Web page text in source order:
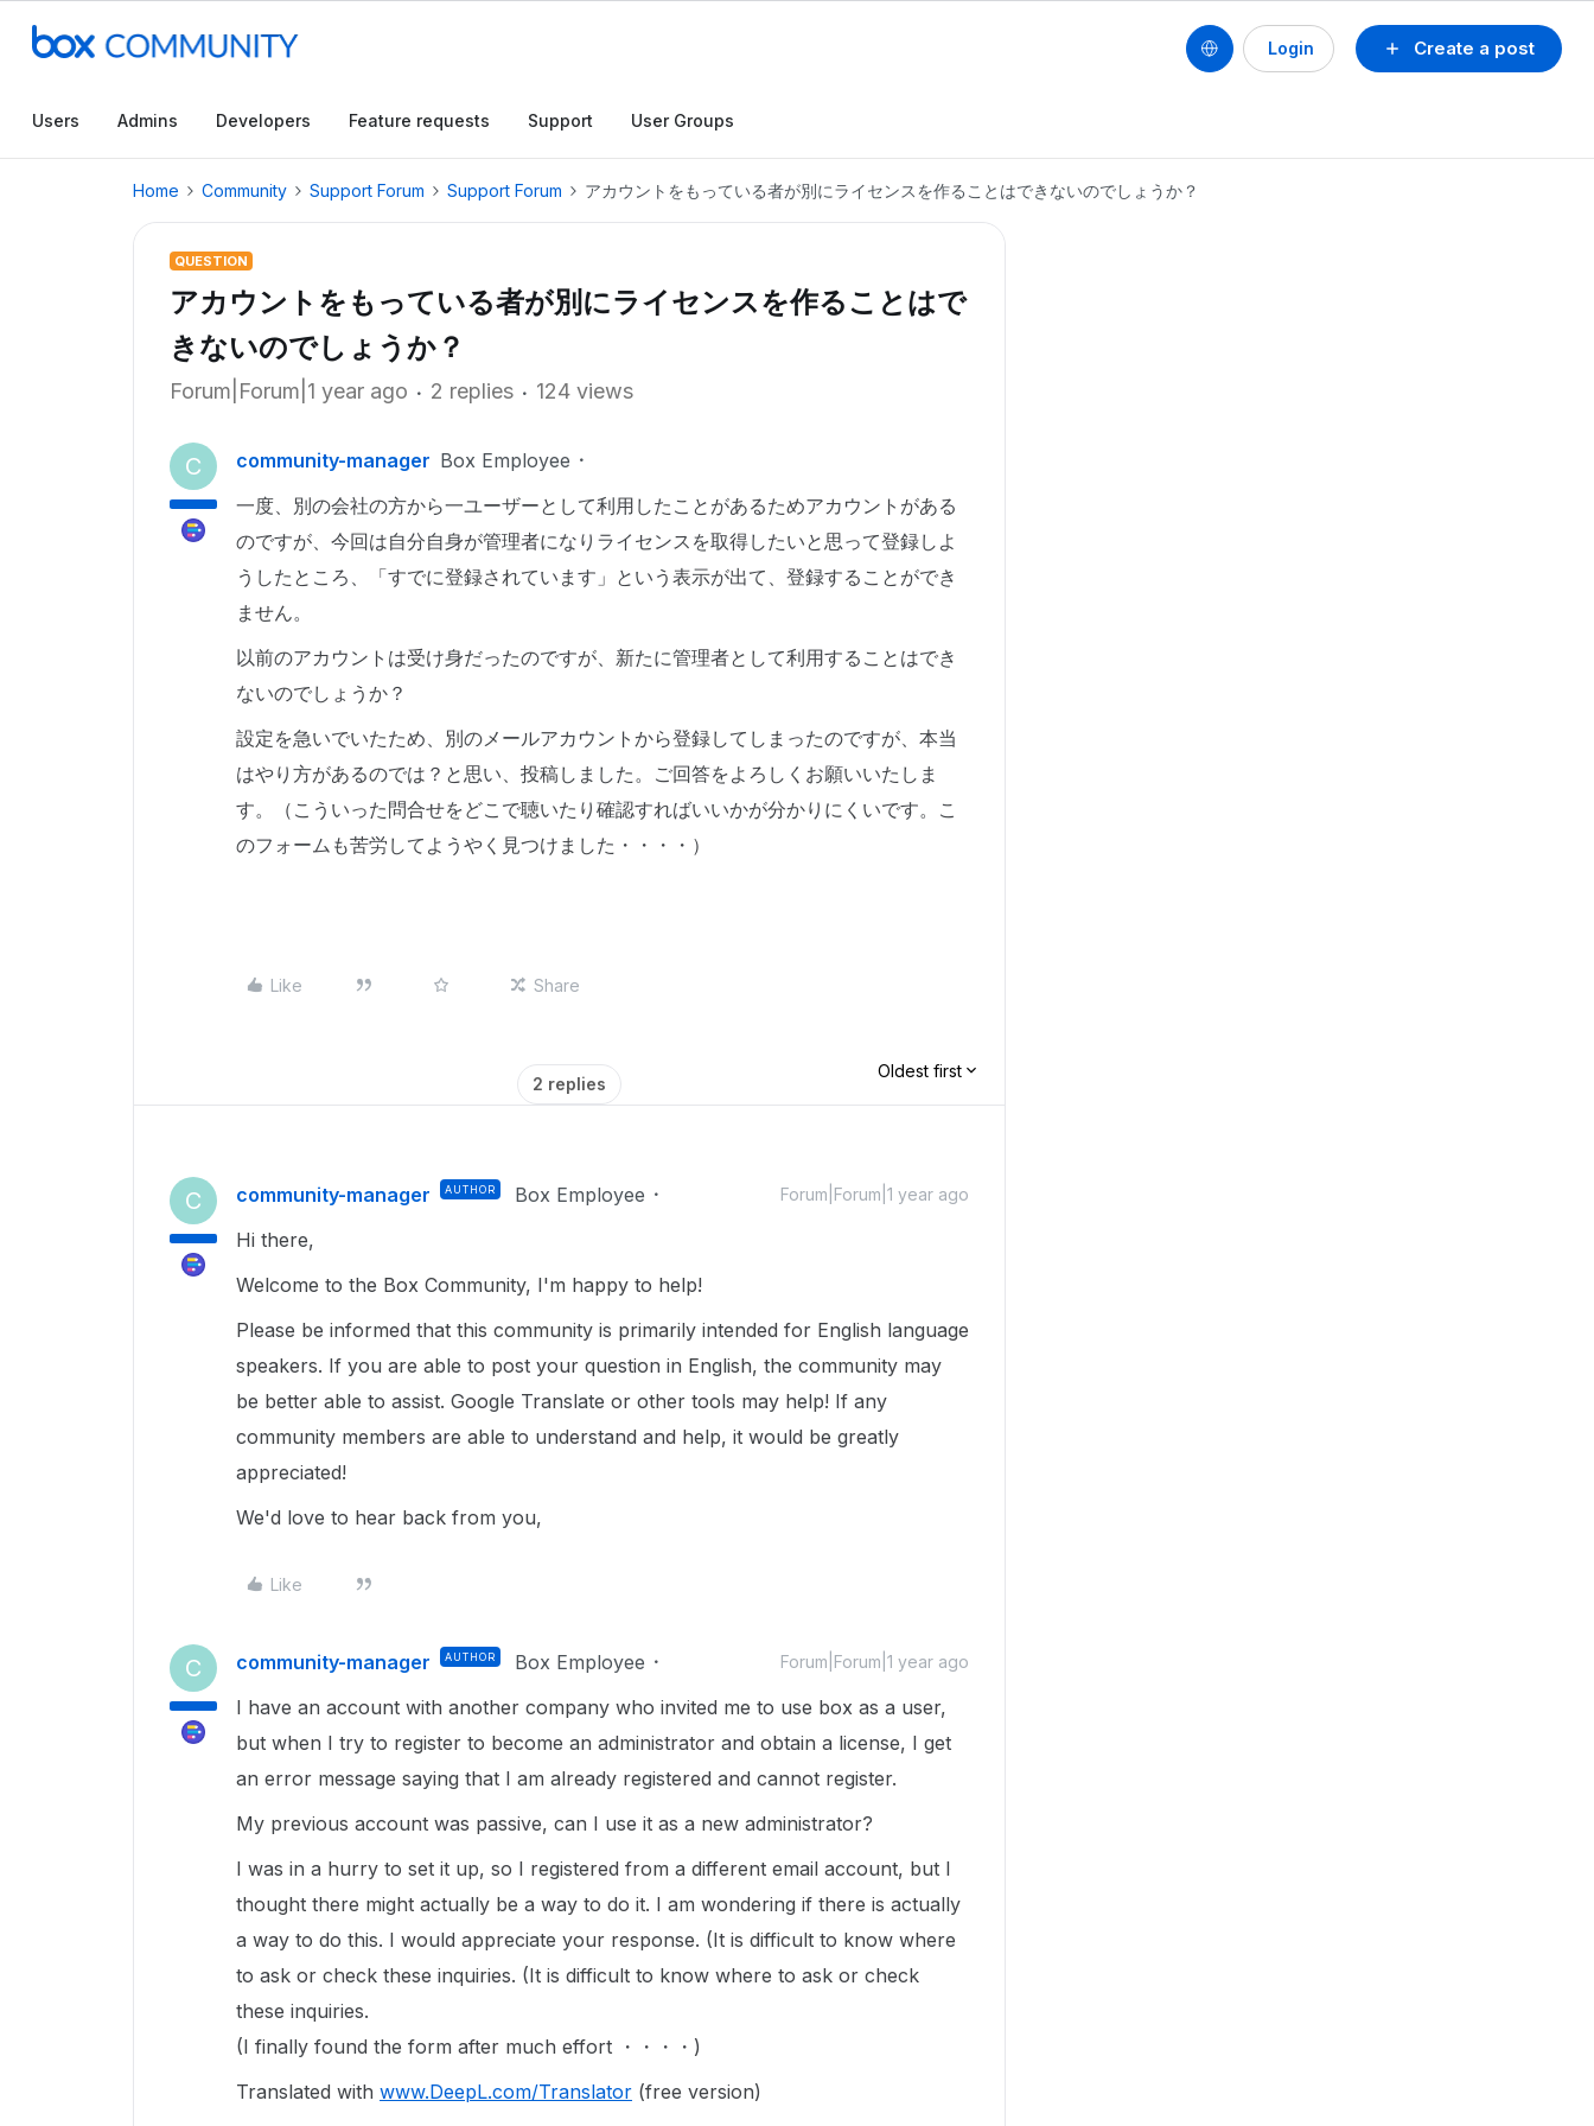
Create a post
Login
Users Admins Developers Feature requests Support User Groups
Home Community Support Forum Support Forum アカウントをもっている者が別にライセンスを作ることはできないのでしょうか？
QUESTION
アカウントをもっている者が別にライセンスを作ることはで
きないのでしょうか？
Forum|Forum|1 year ago 2 replies 124 views
C community-manager Box Employee
一度、別の会社の方から一ユーザーとして利用したことがあるためアカウントがある
のですが、今回は自分自身が管理者になりライセンスを取得したいと思って登録しよ
うしたところ、「すでに登録されています」という表示が出て、登録することができ
ません。
以前のアカウントは受け身だったのですが、新たに管理者として利用することはでき
ないのでしょうか？
設定を急いでいたため、別のメールアカウントから登録してしまったのですが、本当
はやり方があるのでは？と思い、投稿しました。ご回答をよろしくお願いいたしま
す。（こういった問合せをどこで聴いたり確認すればいいかが分かりにくいです。こ
のフォームも苦労してようやく見つけました・・・・）
Like Share
2 replies
Oldest first
C community-manager AUTHOR Box Employee Forum|Forum|1 year ago
Hi there,
Welcome to the Box Community, I'm happy to help!
Please be informed that this community is primarily intended for English language
speakers. If you are able to post your question in English, the community may
be better able to assist. Google Translate or other tools may help! If any
community members are able to understand and help, it would be greatly
appreciated!
We'd love to hear back from you,
Like
C community-manager AUTHOR Box Employee Forum|Forum|1 year ago
I have an account with another company who invited me to use box as a user,
but when I try to register to become an administrator and obtain a license, I get
an error message saying that I am already registered and cannot register.
My previous account was passive, can I use it as a new administrator?
I was in a hurry to set it up, so I registered from a different email account, but I
thought there might actually be a way to do it. I am wondering if there is actually
a way to do this. I would appreciate your response. (It is difficult to know where
to ask or check these inquiries. (It is difficult to know where to ask or check
these inquiries.
(I finally found the form after much effort ・・・・)
Translated with www.DeepL.com/Translator (free version)